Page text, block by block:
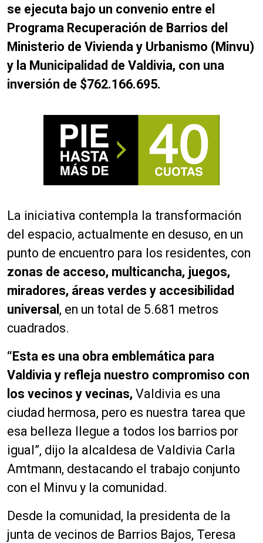
se ejecuta bajo un convenio entre el
Programa Recuperación de Barrios del
Ministerio de Vivienda y Urbanismo (Minvu)
y la Municipalidad de Valdivia, con una
inversión de $762.166.695.
La iniciativa contempla la transformación
del espacio, actualmente en desuso, en un
punto de encuentro para los residentes, con
zonas de acceso, multicancha, juegos,
miradores, áreas verdes y accesibilidad
universal , en un total de 5.681 metros
cuadrados.
“Esta es una obra emblemática para
Valdivia y refleja nuestro compromiso con
los vecinos y vecinas, Valdivia es una
ciudad hermosa, pero es nuestra tarea que
esa belleza llegue a todos los barrios por
igual”, dijo la alcaldesa de Valdivia Carla
Amtmann, destacando el trabajo conjunto
con el Minvu y la comunidad.
Desde la comunidad, la presidenta de la
junta de vecinos de Barrios Bajos, Teresa